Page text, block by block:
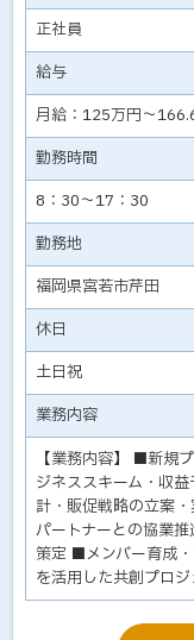
正社員
給与
月給：125万円～
勤務時間
8：30～17：30
勤務地
福岡県宮若市芹田
休日
土日祝
業務内容
【業務内容】 ■新規
ジネススキーム・収
計・販促戦略の立案
パートナーとの協業
策定 ■メンバー育成
を活用した共創プロ